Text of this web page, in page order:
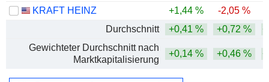
KRAFT HEINZ
+1,44 % -2,05 %
Durchschnitt
+0,41 % +0,72 %
Gewichteter Durchschnitt nach
Marktkapitalisierung
+0,14 % +0,46 %